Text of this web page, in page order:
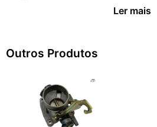
Ler mais
Outros Produtos